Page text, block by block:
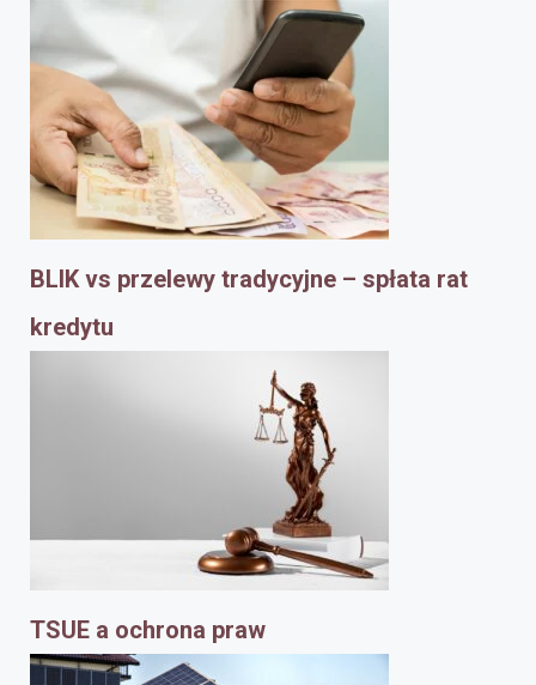
BLIK vs przelewy tradycyjne – spłata rat
kredytu
TSUE a ochrona praw